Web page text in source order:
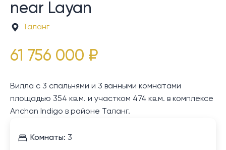
near Layan
Таланг
61 756 000 ₽
Вилла с 3 спальнями и 3 ванными комнатами
площадью 354 кв.м. и участком 474 кв.м. в комплексе
Anchan Indigo в районе Таланг.
Комнаты: 3